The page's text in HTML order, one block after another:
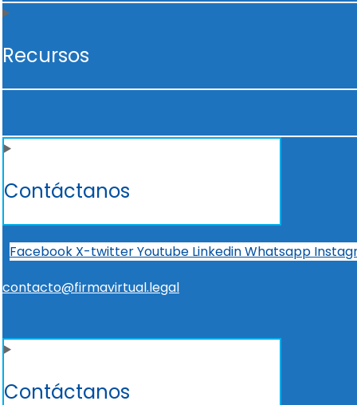
Recursos
Contáctanos
Facebook X-twitterYoutube LinkedinWhatsapp
contacto@firmavirtual.legal
Contáctanos